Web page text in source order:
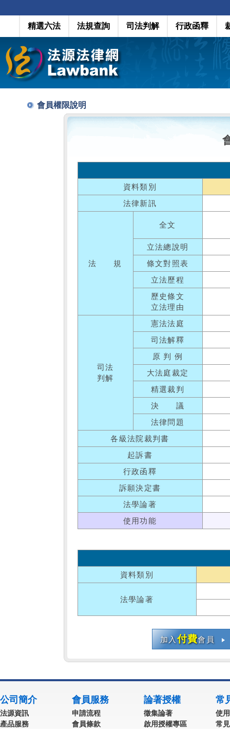
精選六法 法規查詢 司法判解 行政函釋
會員權限說明
資料類別
法律新訊
法 規
全文
立法總說明
條文對照表
立法歷程
歷史條文
立法理由
司法
判解
憲法法庭
司法解釋
原 判 例
大法庭裁定
精選裁判
決 議
法律問題
各級法院裁判書
起訴書
行政函釋
訴願決定書
法學論著
使用功能
資料類別
法學論著
加入付費會員
公司簡介
法源資訊
產品服務
會員服務
申請流程
會員條款
論著授權
徵集論著
啟用授權專區
常
使
常